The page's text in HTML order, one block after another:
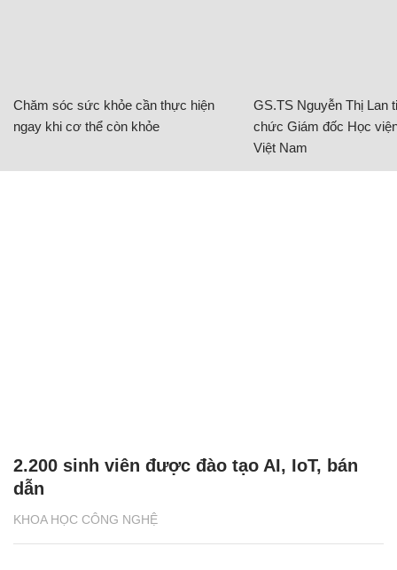
Chăm sóc sức khỏe cần thực hiện
ngay khi cơ thể còn khỏe
GS.TS Nguyễn Thị Lan
chức Giám đốc Học
Việt Nam
KHOA HỌC CÔNG NGHỆ
2.200 sinh viên được đào tạo AI, IoT, bán
dẫn